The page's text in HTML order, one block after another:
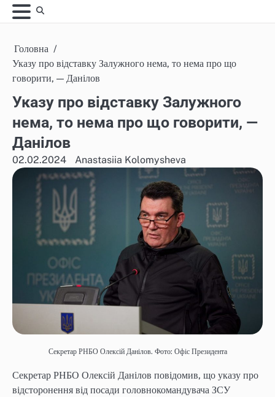
Skip
to
Головна
Указу про відставку Залужного нема, то нема про що
говорити, — Данілов
Указу про відставку Залужного
нема, то нема про що говорити, —
Данілов
02.02.2024 Anastasiia Kolomysheva
Секретар РНБО Олексій Данілов. Фото: Офіс Президента
Секретар РНБО Олексій Данілов повідомив, що указу про
відсторонення від посади головнокомандувача ЗСУ